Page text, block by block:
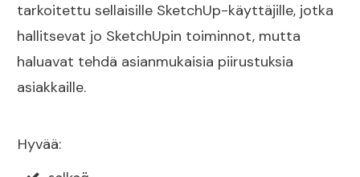
tarkoitettu sellaisille SketchUp-käyttäjille, jotka
hallitsevat jo SketchUpin toiminnot, mutta
haluavat tehdä asianmukaisia piirustuksia
asiakkaille.
Hyvää: